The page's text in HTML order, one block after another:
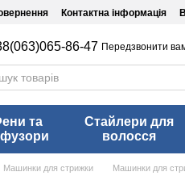
Контактна інформація
86-47 Передзвонити
та
Стайлери для
волосся
Машинки для стрижки Машинки для